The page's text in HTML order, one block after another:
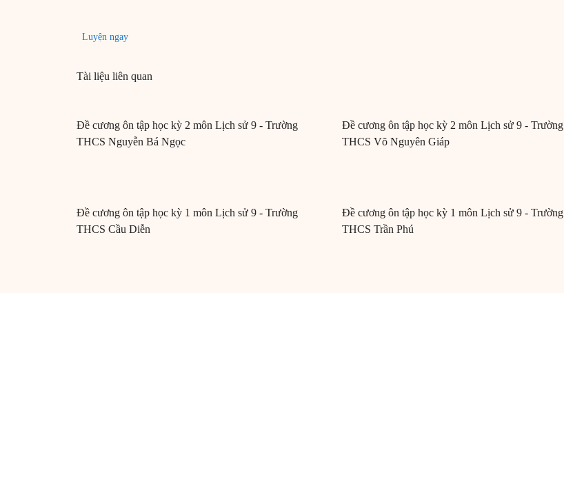
Luyện ngay
Tài liệu liên quan
Đề cương ôn tập học kỳ 2 môn Lịch sử 9 - Trường
THCS Nguyễn Bá Ngọc
Đề cương ôn tập học kỳ 2 môn Lịch sử 9 - Trường
THCS Võ Nguyên Giáp
Đề cương ôn tập học kỳ 1 môn Lịch sử 9 - Trường
THCS Cầu Diễn
Đề cương ôn tập học kỳ 1 môn Lịch sử 9 - Trường
THCS Trần Phú